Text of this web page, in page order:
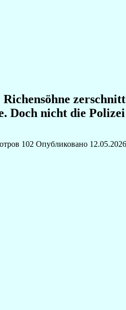
Doch nicht die
102 Опубликовано 12.05.2026